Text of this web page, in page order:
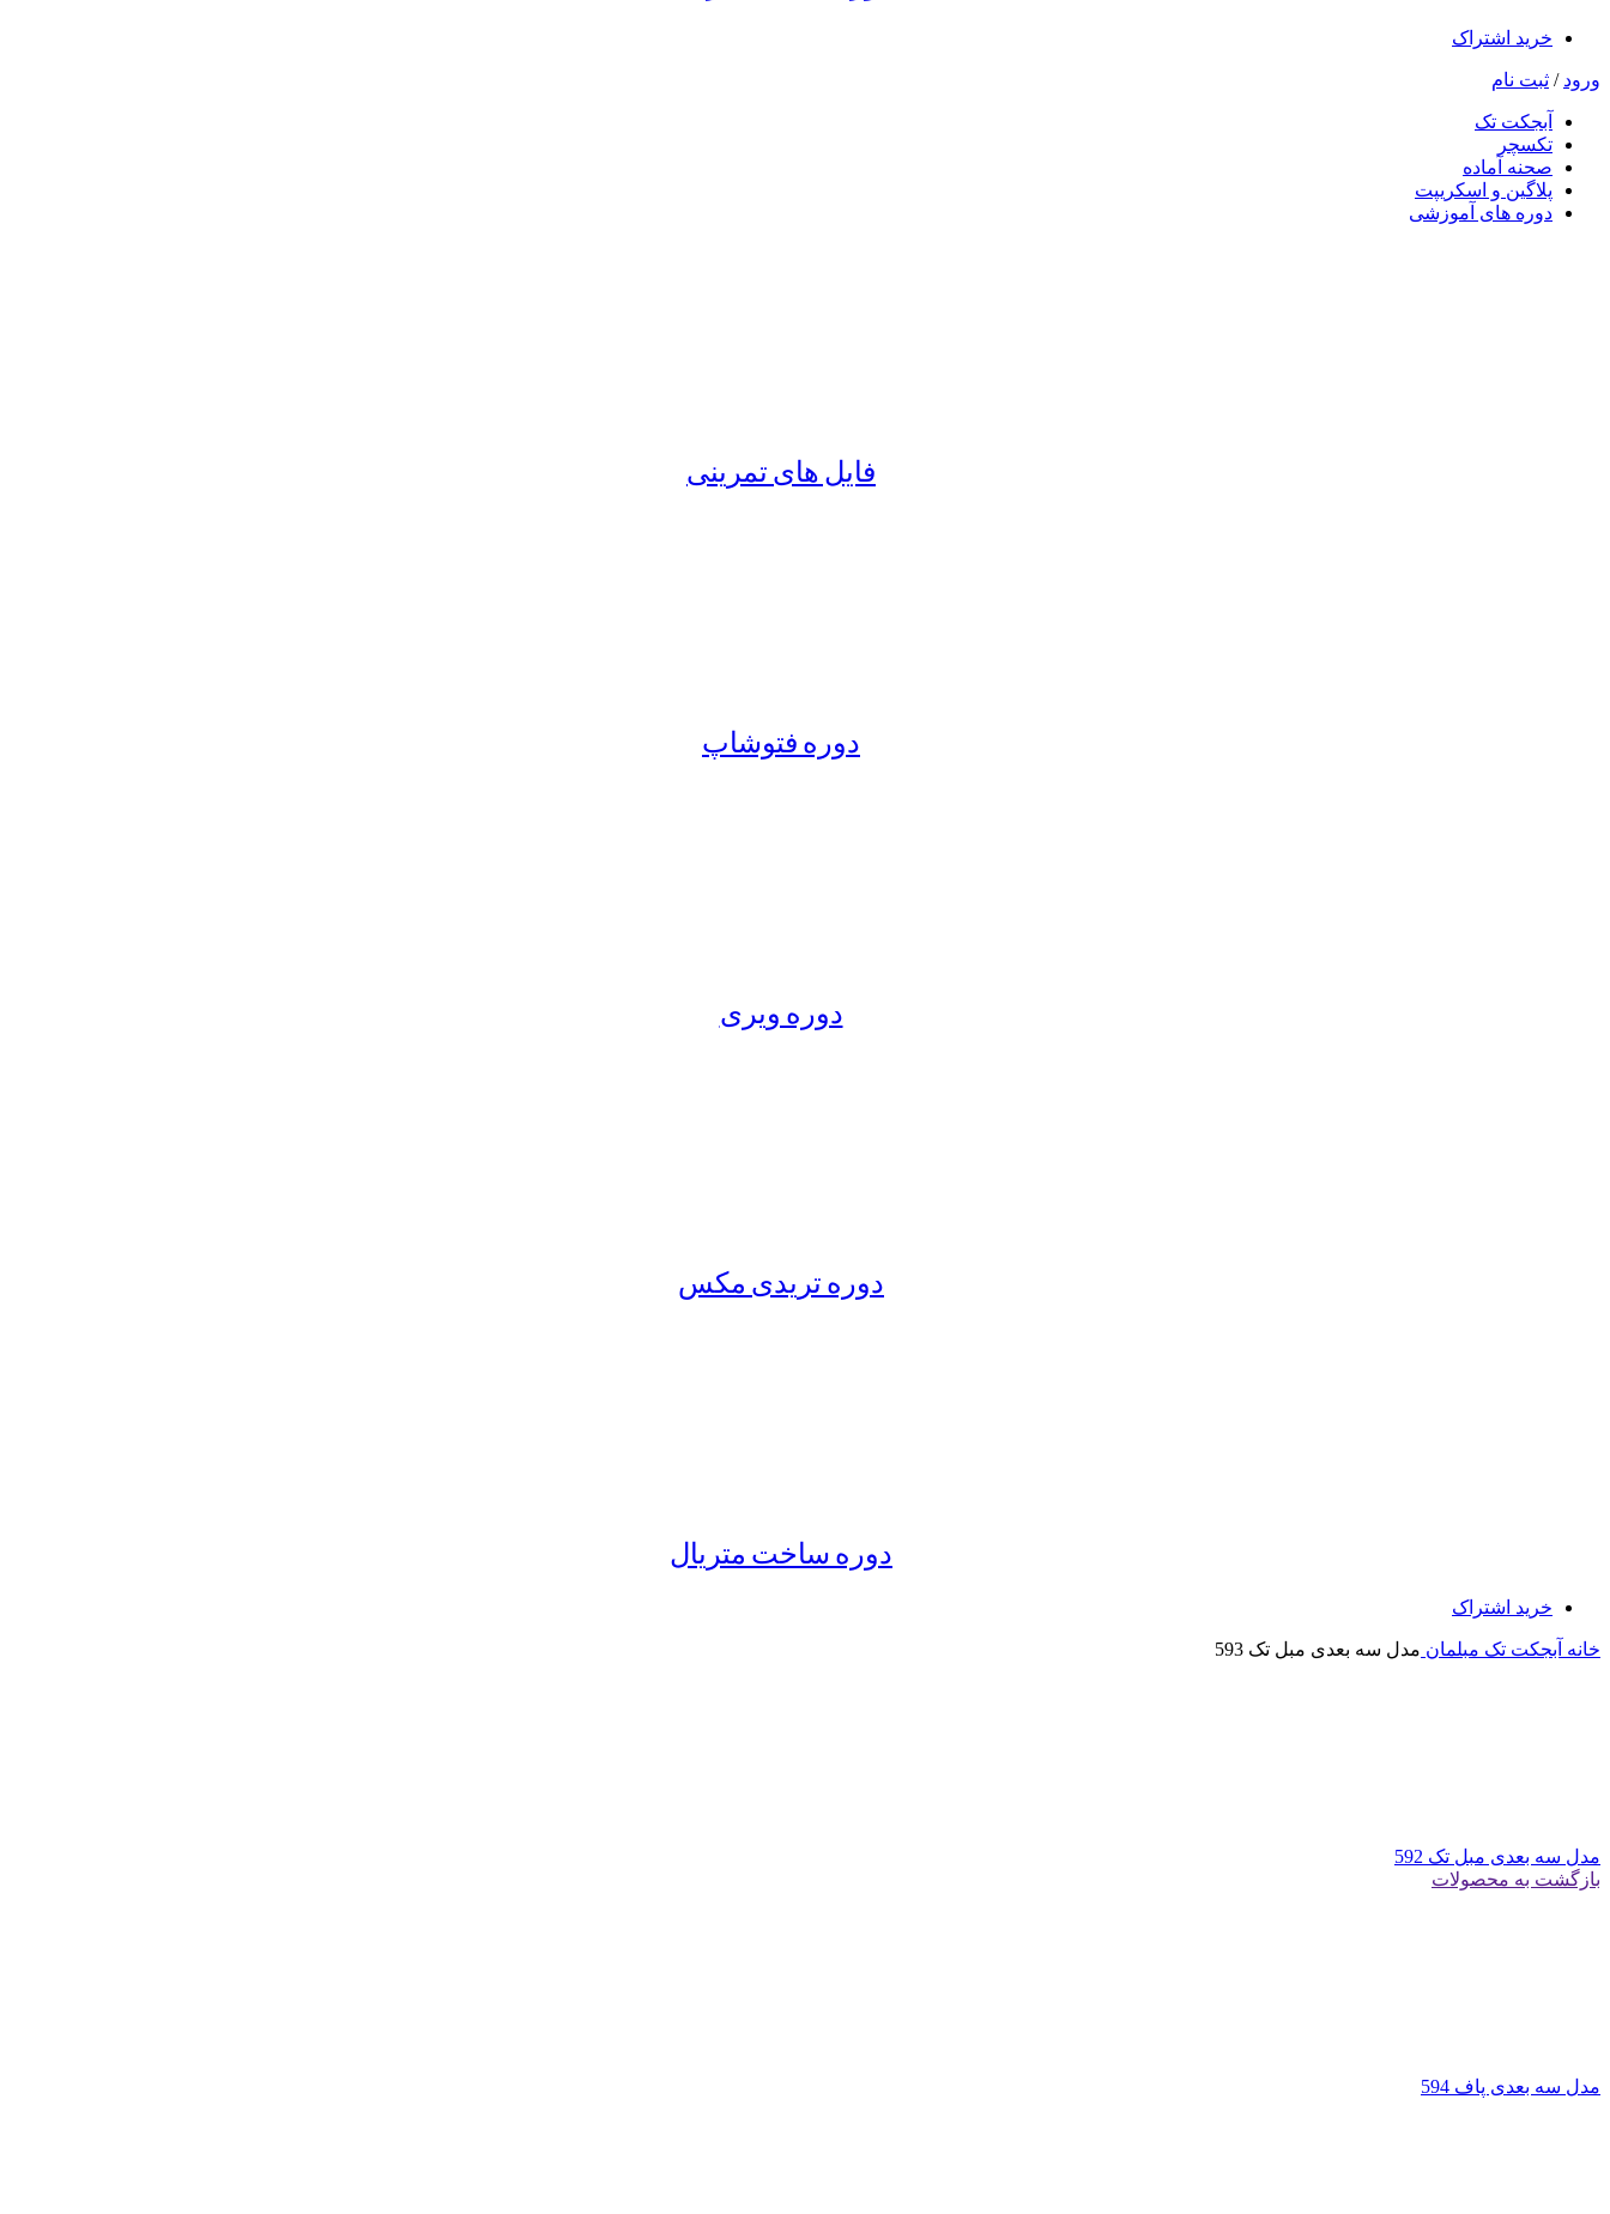
خرید اشتراک
ورود / ثبت نام
آبجکت تک
تکسچر
صحنه آماده
پلاگین و اسکریپت
دوره های آموزشی
فایل های تمرینی
دوره فتوشاپ
دوره ویری
دوره تریدی مکس
دوره ساخت متریال
خرید اشتراک
خانه آبجکت تک مبلمان مدل سه بعدی مبل تک 593
مدل سه بعدی مبل تک 592
بازگشت به محصولات
مدل سه بعدی پاف 594